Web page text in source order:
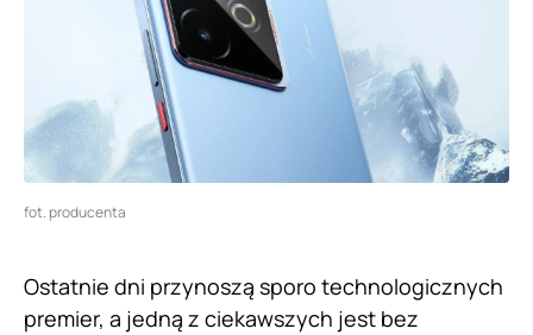
fot. producenta
Ostatnie dni przynoszą sporo technologicznych
premier, a jedną z ciekawszych jest bez